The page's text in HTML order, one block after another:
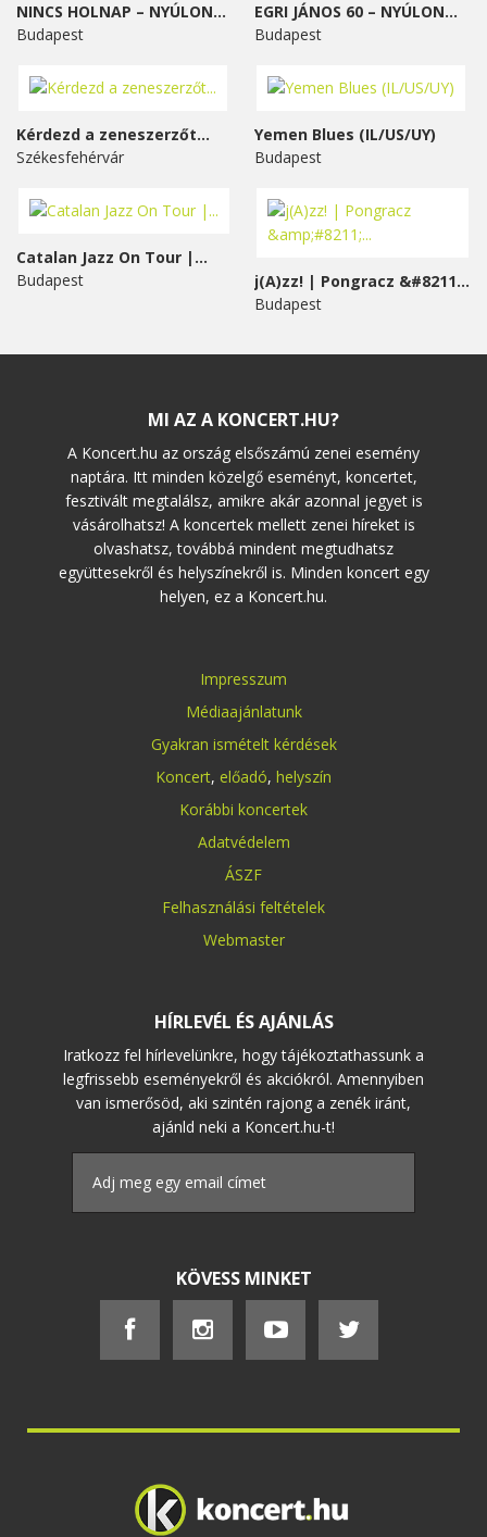
NINCS HOLNAP – NYÚLON...
Budapest
EGRI JÁNOS 60 – NYÚLON...
Budapest
Kérdezd a zeneszerzőt...
Székesfehérvár
Yemen Blues (IL/US/UY)
Budapest
Catalan Jazz On Tour |...
Budapest
j(A)zz! | Pongracz &#8211;...
Budapest
MI AZ A KONCERT.HU?
A Koncert.hu az ország elsőszámú zenei esemény
naptára. Itt minden közelgő eseményt, koncertet,
fesztivált megtalálsz, amikre akár azonnal jegyet is
vásárolhatsz! A koncertek mellett zenei híreket is
olvashatsz, továbbá mindent megtudhatsz
együttesekről és helyszínekről is. Minden koncert egy
helyen, ez a Koncert.hu.
Impresszum
Médiaajánlatunk
Gyakran ismételt kérdések
Koncert, előadó, helyszín
Korábbi koncertek
Adatvédelem
ÁSZF
Felhasználási feltételek
Webmaster
HÍRLEVÉL ÉS AJÁNLÁS
Iratkozz fel hírlevelünkre, hogy tájékoztathassunk a
legfrissebb eseményekről és akciókról. Amennyiben
van ismerősöd, aki szintén rajong a zenék iránt,
ajánld neki a Koncert.hu-t!
KÖVESS MINKET